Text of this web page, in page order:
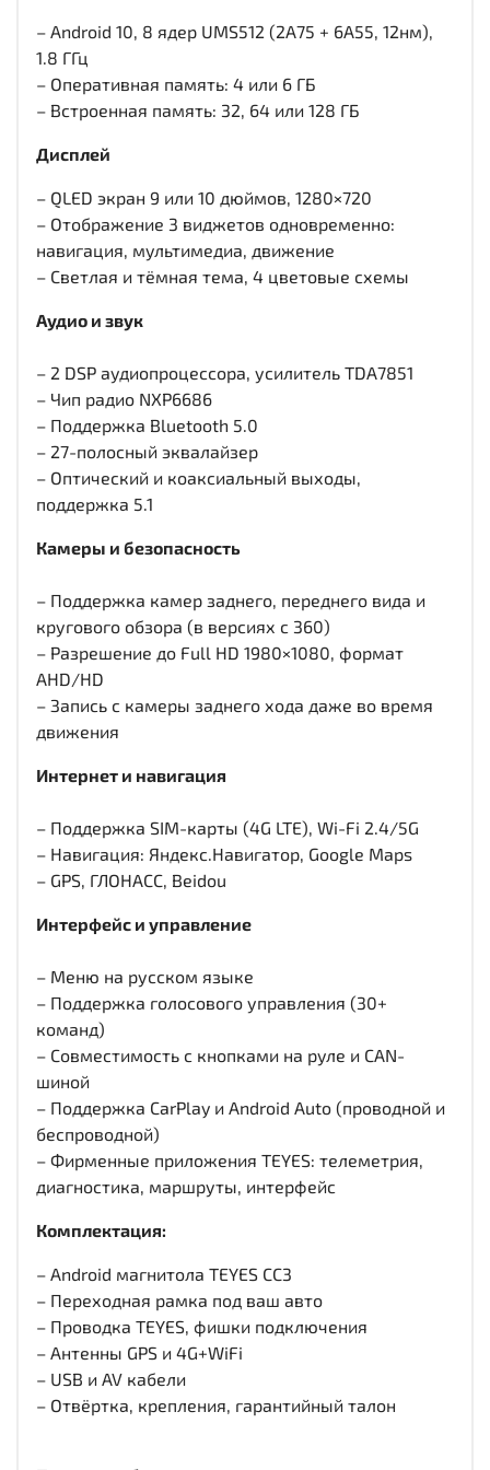
– Android 10, 8 ядер UMS512 (2A75 + 6A55, 12нм),
1.8 ГГц
– Оперативная память: 4 или 6 ГБ
– Встроенная память: 32, 64 или 128 ГБ
Дисплей
– QLED экран 9 или 10 дюймов, 1280×720
– Отображение 3 виджетов одновременно:
навигация, мультимедиа, движение
– Светлая и тёмная тема, 4 цветовые схемы
Аудио и звук
– 2 DSP аудиопроцессора, усилитель TDA7851
– Чип радио NXP6686
– Поддержка Bluetooth 5.0
– 27-полосный эквалайзер
– Оптический и коаксиальный выходы,
поддержка 5.1
Камеры и безопасность
– Поддержка камер заднего, переднего вида и
кругового обзора (в версиях с 360)
– Разрешение до Full HD 1980×1080, формат
AHD/HD
– Запись с камеры заднего хода даже во время
движения
Интернет и навигация
– Поддержка SIM-карты (4G LTE), Wi-Fi 2.4/5G
– Навигация: Яндекс.Навигатор, Google Maps
– GPS, ГЛОНАСС, Beidou
Интерфейс и управление
– Меню на русском языке
– Поддержка голосового управления (30+
команд)
– Совместимость с кнопками на руле и CAN-
шиной
– Поддержка CarPlay и Android Auto (проводной и
беспроводной)
– Фирменные приложения TEYES: телеметрия,
диагностика, маршруты, интерфейс
Комплектация:
– Android магнитола TEYES CC3
– Переходная рамка под ваш авто
– Проводка TEYES, фишки подключения
– Антенны GPS и 4G+WiFi
– USB и AV кабели
– Отвёртка, крепления, гарантийный талон